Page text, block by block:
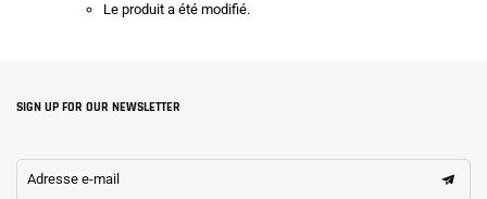
Le produit a été modifié.
SIGN UP FOR OUR NEWSLETTER
Adresse e-mail